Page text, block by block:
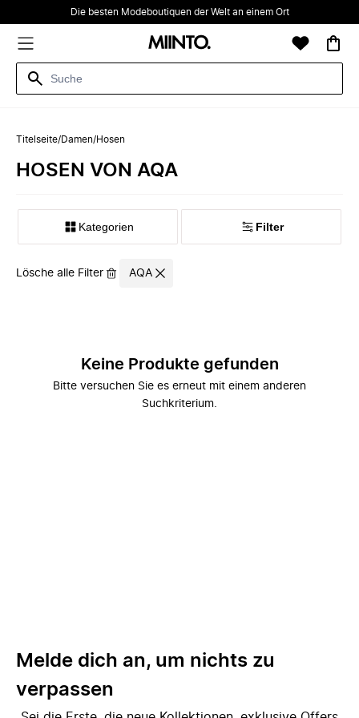
Die besten Modeboutiquen der Welt an einem Ort
Titelseite/Damen/Hosen
HOSEN VON AQA
Kategorien Filter
Lösche alle Filter AQA
Keine Produkte gefunden
Bitte versuchen Sie es erneut mit einem anderen
Suchkriterium.
Melde dich an, um nichts zu
verpassen